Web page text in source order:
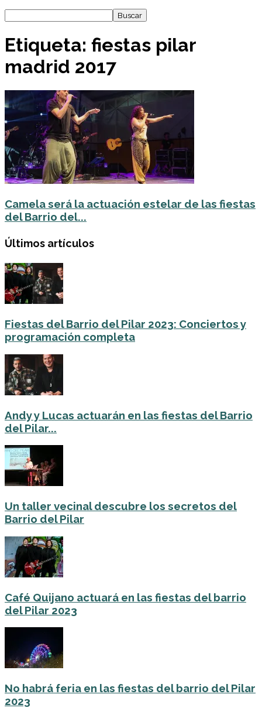
Etiqueta: fiestas pilar
madrid 2017
Camela será la actuación estelar de las fiestas
del Barrio del...
Últimos artículos
Fiestas del Barrio del Pilar 2023: Conciertos y
programación completa
Andy y Lucas actuarán en las fiestas del Barrio
del Pilar...
Un taller vecinal descubre los secretos del
Barrio del Pilar
Café Quijano actuará en las fiestas del barrio
del Pilar 2023
No habrá feria en las fiestas del barrio del Pilar
2023